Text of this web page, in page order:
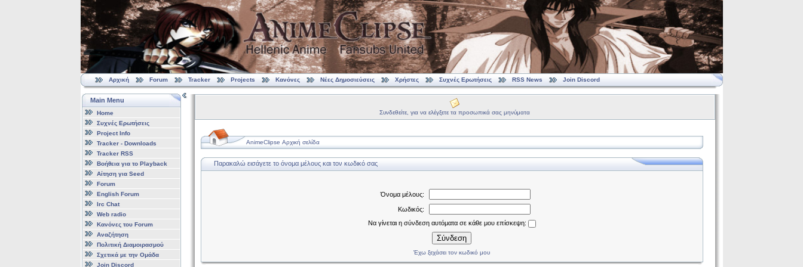
Αρχική Forum Tracker Projects Κανόνες Νέες Δημοσιεύσεις Χρήστες Συχνές Ερωτήσεις RSS News Join Discord
Main Menu
Home
Συχνές Ερωτήσεις
Project Info
Tracker - Downloads
Tracker RSS
Βοήθεια για το Playback
Αίτηση για Seed
Forum
English Forum
Irc Chat
Web radio
Κανόνες του Forum
Αναζήτηση
Πολιτική Διαμοιρασμού
Σχετικά με την Ομάδα
Join Discord
Συνδεθείτε, για να ελέγξετε τα προσωπικά σας μηνύματα
AnimeClipse Αρχική σελίδα
Παρακαλώ εισάγετε το όνομα μέλους και τον κωδικό σας
Όνομα μέλους:
Κωδικός:
Να γίνεται η σύνδεση αυτόματα σε κάθε μου επίσκεψη:
Σύνδεση
Έχω ξεχάσει τον κωδικό μου